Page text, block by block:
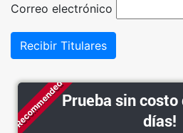
Correo electrónico
Recibir Titulares
RecommendedPrueba sin
días!